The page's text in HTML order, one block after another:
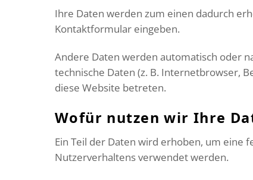
Ihre Daten werden zum einen dadurch
Kontaktformular eingeben.
Andere Daten werden automatisch oder
technische Daten (z. B. Internetbrowser,
diese Website betreten.
Wofür nutzen wir Ihre
Ein Teil der Daten wird erhoben, um eine
Nutzerverhaltens verwendet werden.